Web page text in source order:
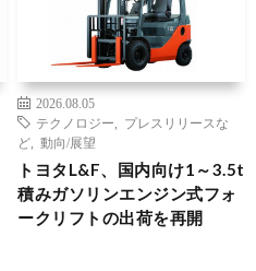
2026.08.05
テクノロジー
プレスリリースな
ど
動向/展望
トヨタL&F、国内向け1～3.5t
積みガソリンエンジン式フォ
ークリフトの出荷を再開